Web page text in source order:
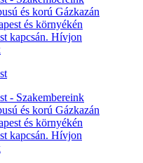
és korú Gázkazán
és környékén
kapcsán. Hívjon
- Szakembereink
és korú Gázkazán
és környékén
kapcsán. Hívjon